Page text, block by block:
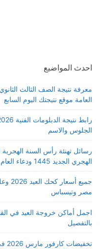
احدث المواضيع
العامة موقع نتيجتك اليوم السابع
الجلوس والاسم
الهجري الجديد 1445 ودعاء العام الجديد
مصر وتيسباس
بالتفصيل